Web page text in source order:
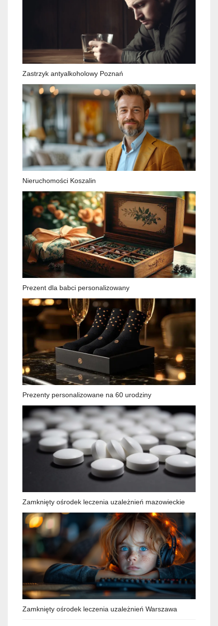
Zastrzyk antyalkoholowy Poznań
Nieruchomości Koszalin
Prezent dla babci personalizowany
Prezenty personalizowane na 60 urodziny
Zamknięty ośrodek leczenia uzależnień mazowieckie
Zamknięty ośrodek leczenia uzależnień Warszawa